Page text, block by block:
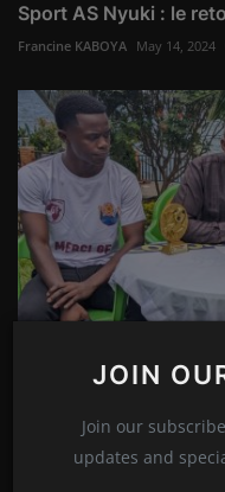
JOIN
Join our
updates and
Sport AS Nyuki : le
Francine KABOYA May 14, 2024
Sport : l'École de
Partenari...